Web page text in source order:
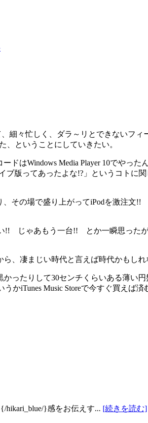
細々忙しく、ダラ～リとできないフ
ということにしていきたい。
はWindows Media Player 10でやった
ってあったよな!?」というコトに関
その場で盛り上がってiPodを激注
!! じゃあもう一台!! とか一瞬思った
、凄まじい時代と言えば時代かもしれ
ったりして30センチくらいある薄い
かiTunes Music Storeで今すぐ買えば済
hikari_blue/}感をお伝えす... [続きを読む]